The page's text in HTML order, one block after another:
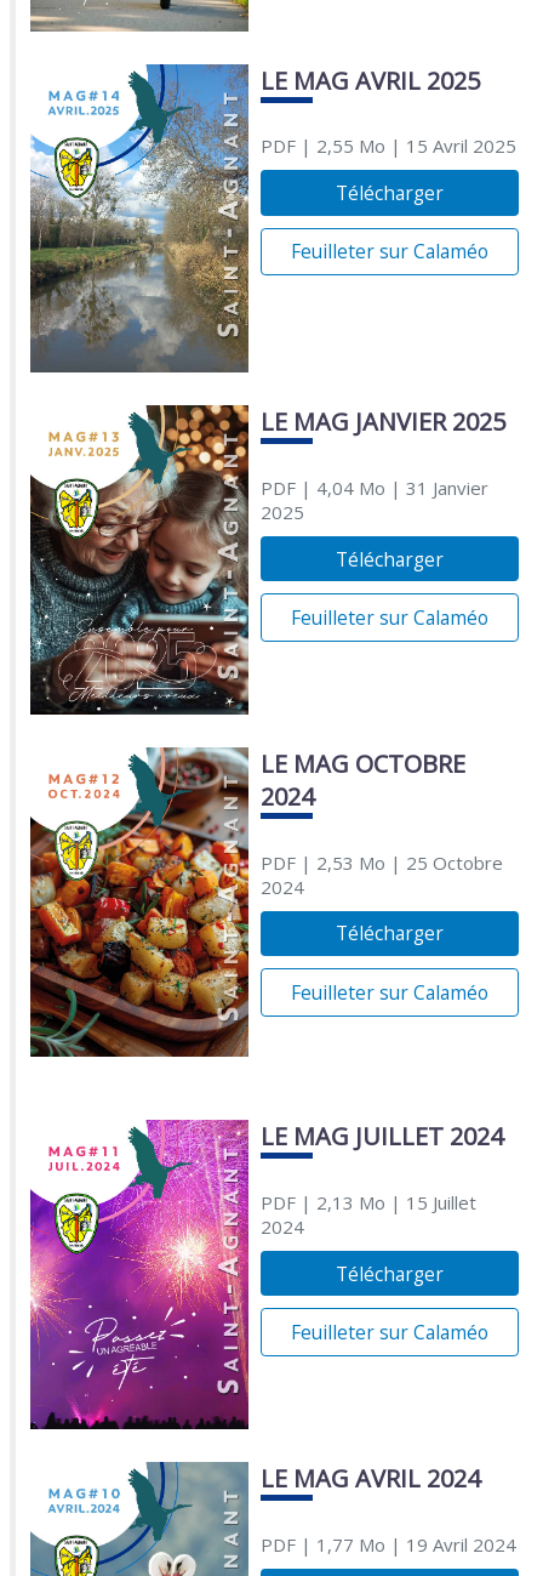
LE MAG AVRIL 2025
PDF| 2,55 Mo | 15 Avril 2025
Télécharger
Feuilleter sur Calaméo
LE MAG JANVIER 2025
PDF| 4,04 Mo | 31 Janvier
2025
Télécharger
Feuilleter sur Calaméo
LE MAG OCTOBRE
2024
PDF| 2,53 Mo | 25 Octobre
2024
Télécharger
Feuilleter sur Calaméo
LE MAG JUILLET 2024
PDF| 2,13 Mo | 15 Juillet
2024
Télécharger
Feuilleter sur Calaméo
LE MAG AVRIL 2024
PDF| 1,77 Mo | 19 Avril 2024